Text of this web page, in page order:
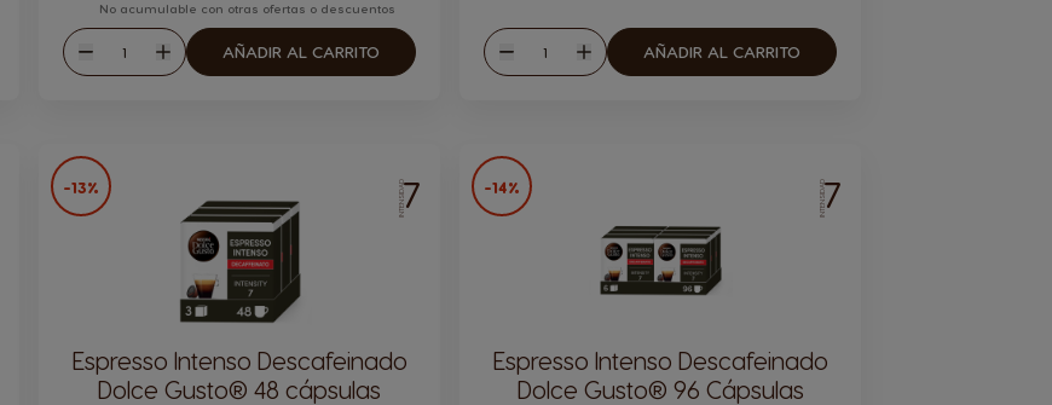
No acumulable con otras ofertas o descuentos
Disminuir
Cantidad
Aumentar
AÑADIR AL CARRITO
Disminuir
Cantidad
Aumentar
AÑADIR AL CARRITO
-13% INTENSIDAD7
Espresso Intenso Descafeinado
Dolce Gusto® 48 cápsulas
-14% INTENSIDAD7
Espresso Intenso Descafeinado
Dolce Gusto® 96 Cápsulas